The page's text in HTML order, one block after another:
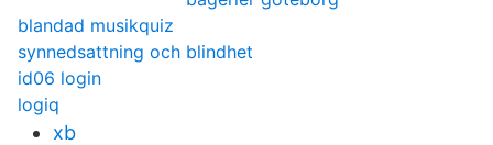
blandad musikquiz
synnedsattning och blindhet
id06 login
logiq
xb